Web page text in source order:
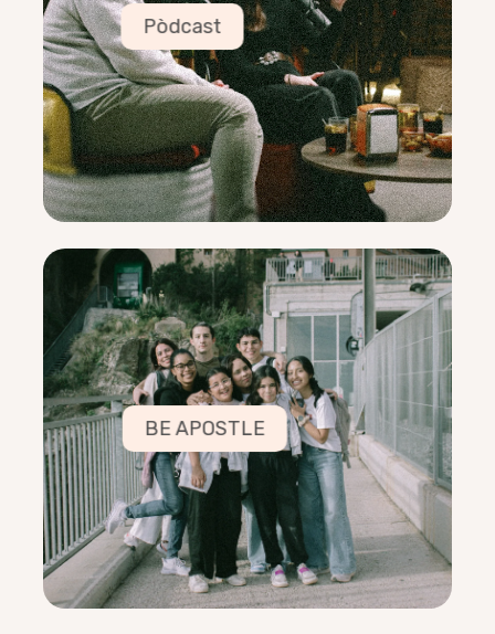
Pòdcast
Elisabet Serra
25/02/1998
Tinc una teoria que resol el misteri dels
«dejavus»
EQUIP
Aquest pòdcast surt del desig d’un grup de
joves que l’estan impulsant!
BE APOSTLE
BE APOSTLE
COORDINADORS
Luis Jaureguizar
04/06/1999
Sé curar olives i fer croquetes
Mireia Farell
27/04/1998
M’omple acompanyar posant al servei un do que
em sobrepassa
EQUIP
Cristina Bausili, Elisabet Serra, Emma Clúa